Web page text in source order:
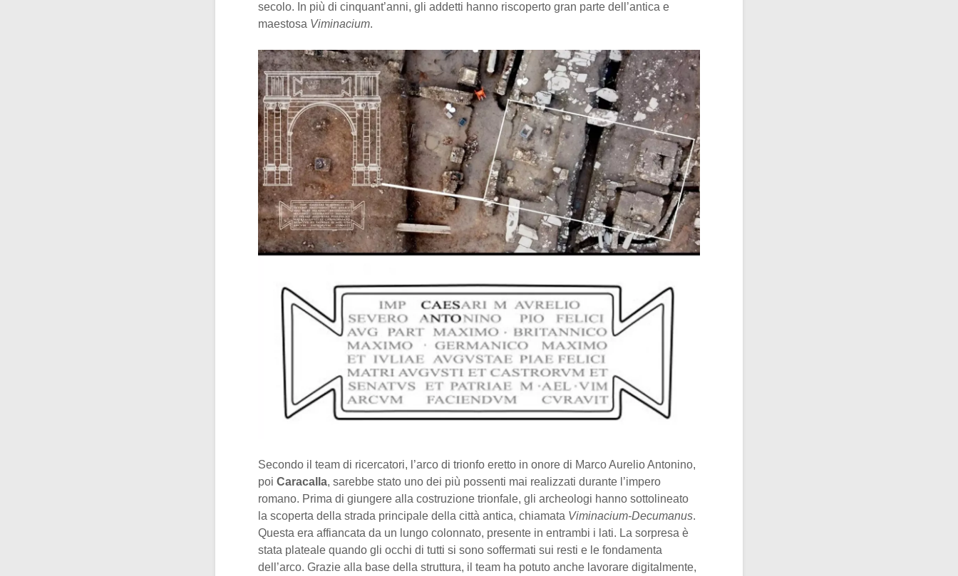
secolo. In più di cinquant’anni, gli addetti hanno riscoperto gran parte dell’antica e
maestosa Viminacium.
Secondo il team di ricercatori, l’arco di trionfo eretto in onore di Marco Aurelio Antonino,
poi Caracalla, sarebbe stato uno dei più possenti mai realizzati durante l’impero
romano. Prima di giungere alla costruzione trionfale, gli archeologi hanno sottolineato
la scoperta della strada principale della città antica, chiamata Viminacium-Decumanus.
Questa era affiancata da un lungo colonnato, presente in entrambi i lati. La sorpresa è
stata plateale quando gli occhi di tutti si sono soffermati sui resti e le fondamenta
dell’arco. Grazie alla base della struttura, il team ha potuto anche lavorare digitalmente,